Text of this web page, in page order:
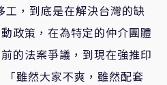
工，到底是在解決台灣的缺
政策，在為特定的仲介團體
的法案爭議，到現在強推印
雖然大家不爽，雖然配套